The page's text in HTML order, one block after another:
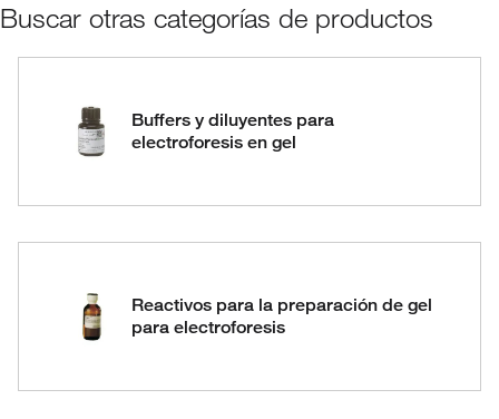
Buscar otras categorías de productos
Buffers y diluyentes para
electroforesis en gel
Reactivos para la preparación de gel
para electroforesis